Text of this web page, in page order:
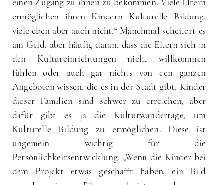
einen Zugang zu ihnen zu bekommen. Viele Eltern
ermöglichen ihren Kindern Kulturelle Bildung,
viele eben aber auch nicht.“ Manchmal scheitert es
am Geld, aber häufig daran, dass die Eltern sich in
den Kultureinrichtungen nicht willkommen
fühlen oder auch gar nichts von den ganzen
Angeboten wissen, die es in der Stadt gibt. Kinder
dieser Familien sind schwer zu erreichen, aber
dafür gibt es ja die Kulturwandertage, um
Kulturelle Bildung zu ermöglichen. Diese ist
ungemein wichtig für die
Persönlichkeitsentwicklung. „Wenn die Kinder bei
dem Projekt etwas geschafft haben, ein Bild